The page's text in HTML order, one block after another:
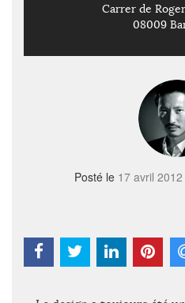
Carrer de
08009
Posté le 17 avril 2012